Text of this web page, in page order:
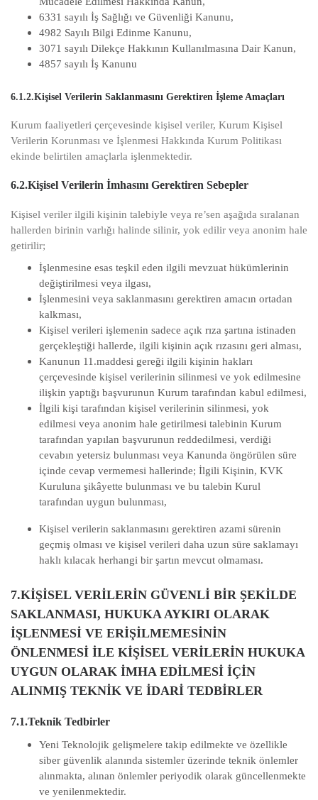
6331 sayılı İş Sağlığı ve Güvenliği Kanunu,
4982 Sayılı Bilgi Edinme Kanunu,
3071 sayılı Dilekçe Hakkının Kullanılmasına Dair Kanun,
4857 sayılı İş Kanunu
6.1.2.Kişisel Verilerin Saklanmasını Gerektiren İşleme Amaçları
Kurum faaliyetleri çerçevesinde kişisel veriler, Kurum Kişisel
Verilerin Korunması ve İşlenmesi Hakkında Kurum Politikası
ekinde belirtilen amaçlarla işlenmektedir.
6.2.Kişisel Verilerin İmhasını Gerektiren Sebepler
Kişisel veriler ilgili kişinin talebiyle veya re’sen aşağıda sıralanan
hallerden birinin varlığı halinde silinir, yok edilir veya anonim hale
getirilir;
İşlenmesine esas teşkil eden ilgili mevzuat hükümlerinin
değiştirilmesi veya ilgası,
İşlenmesini veya saklanmasını gerektiren amacın ortadan
kalkması,
Kişisel verileri işlemenin sadece açık rıza şartına istinaden
gerçekleştiği hallerde, ilgili kişinin açık rızasını geri alması,
Kanunun 11.maddesi gereği ilgili kişinin hakları
çerçevesinde kişisel verilerinin silinmesi ve yok edilmesine
ilişkin yaptığı başvurunun Kurum tarafından kabul edilmesi,
İlgili kişi tarafından kişisel verilerinin silinmesi, yok
edilmesi veya anonim hale getirilmesi talebinin Kurum
tarafından yapılan başvurunun reddedilmesi, verdiği
cevabın yetersiz bulunması veya Kanunda öngörülen süre
içinde cevap vermemesi hallerinde; İlgili Kişinin, KVK
Kuruluna şikâyette bulunması ve bu talebin Kurul
tarafından uygun bulunması,
Kişisel verilerin saklanmasını gerektiren azami sürenin
geçmiş olması ve kişisel verileri daha uzun süre saklamayı
haklı kılacak herhangi bir şartın mevcut olmaması.
7.KİŞİSEL VERİLERİN GÜVENLİ BİR ŞEKİLDE
SAKLANMASI, HUKUKA AYKIRI OLARAK
İŞLENMESİ VE ERİŞİLMEMESİNİN
ÖNLENMESİ İLE KİŞİSEL VERİLERİN HUKUKA
UYGUN OLARAK İMHA EDİLMESİ İÇİN
ALINMIŞ TEKNİK VE İDARİ TEDBİRLER
7.1.Teknik Tedbirler
Yeni Teknolojik gelişmelere takip edilmekte ve özellikle
siber güvenlik alanında sistemler üzerinde teknik önlemler
alınmakta, alınan önlemler periyodik olarak güncellenmekte
ve yenilenmektedir.